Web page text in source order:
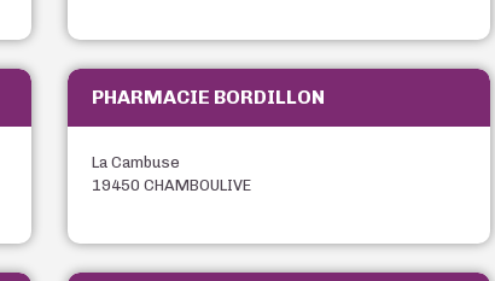
PHARMACIE BORDILLON
La Cambuse
19450 CHAMBOULIVE